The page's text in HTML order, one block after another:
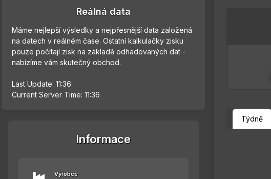
Reálná data
Máme nejlepší výsledky a nejpřesnější data založená
na datech v reálném čase. Ostatní kalkulačky zisku
pouze počítají zisk na základě odhadovaných dat -
nabízíme vám skutečný obchod.
Last Update: 11:36
Current Server Time: 11:36
Informace
Výrobce
Týdně